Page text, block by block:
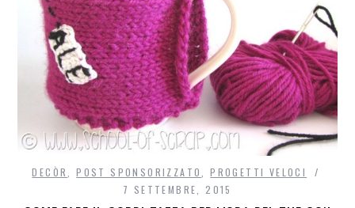
DECÒR ,POST SPONSORIZZATO ,PROGETTI VELOCI
7 SETTEMBRE, 2015